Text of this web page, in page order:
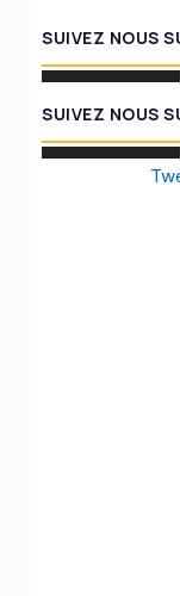
SUIVEZ NOUS
SUIVEZ NOUS